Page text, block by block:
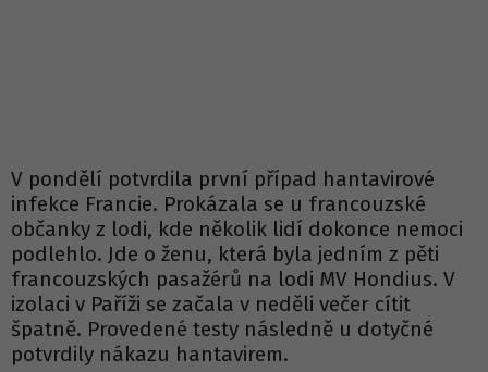
V pondělí potvrdila první případ hantavirové
infekce Francie. Prokázala se u francouzské
občanky z lodi, kde několik lidí dokonce nemoci
podlehlo. Jde o ženu, která byla jedním z pěti
francouzských pasažérů na lodi MV Hondius. V
izolaci v Paříži se začala v neděli večer cítit
špatně. Provedené testy následně u dotyčné
potvrdily nákazu hantavirem.